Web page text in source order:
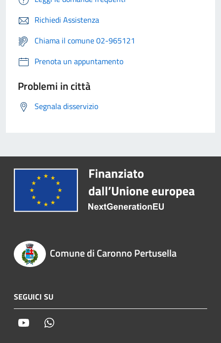
Richiedi Assistenza
Chiama il comune 02-965121
Prenota un appuntamento
Problemi in città
Segnala disservizio
Comune di Caronno Pertusella
SEGUICI SU
Youtube